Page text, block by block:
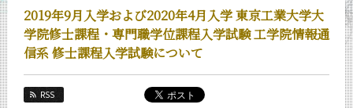
2019年9月入学および2020年4月入学 東京工業大学大
学院修士課程・専門職学位課程入学試験 工学院情報通
信系 修士課程入学試験について
RSS
教育
Education